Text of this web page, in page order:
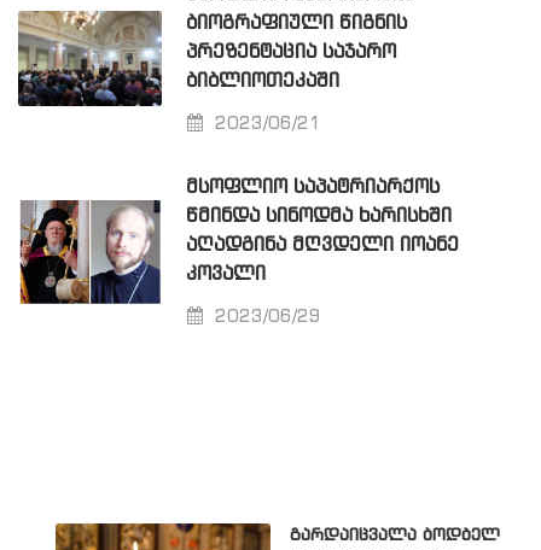
ᲑᲘᲝᲒᲠᲐᲤᲘᲣᲚᲘ ᲬᲘᲒᲜᲘᲡ
ᲞᲠᲔᲖᲔᲜᲢᲐᲪᲘᲐ ᲡᲐᲯᲐᲠᲝ
ᲑᲘᲑᲚᲘᲝᲗᲔᲙᲐᲨᲘ
2023/06/21
ᲛᲡᲝᲤᲚᲘᲝ ᲡᲐᲞᲐᲢᲠᲘᲐᲠᲥᲝᲡ
ᲬᲛᲘᲜᲓᲐ ᲡᲘᲜᲝᲓᲛᲐ ᲮᲐᲠᲘᲡᲮᲨᲘ
ᲐᲦᲐᲓᲒᲘᲜᲐ ᲛᲦᲕᲓᲔᲚᲘ ᲘᲝᲐᲜᲔ
ᲙᲝᲕᲐᲚᲘ
2023/06/29
გარდაიცვალა ბოდბელ